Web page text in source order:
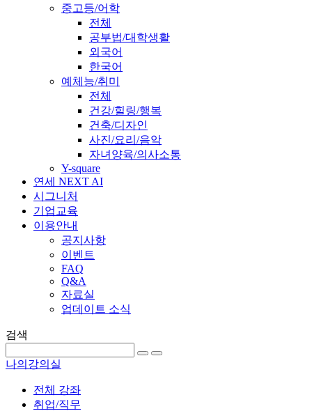
중고등/어학
전체
공부법/대학생활
외국어
한국어
예체능/취미
전체
건강/힐링/행복
건축/디자인
사진/요리/음악
자녀양육/의사소통
Y-square
연세 NEXT AI
시그니처
기업교육
이용안내
공지사항
이벤트
FAQ
Q&A
자료실
업데이트 소식
검색
나의강의실
전체 강좌
취업/직무